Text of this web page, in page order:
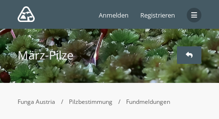
Anmelden Registrieren
März-Pilze
Funga Austria Pilzbestimmung Fundmeldungen